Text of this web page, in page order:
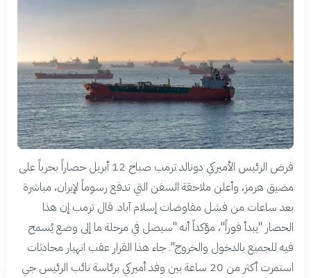
فرض الرئيس الأميركي دونالد ترمب صباح 12 أبريل حصاراً بحرياً على
مضيق هرمز، وأعلن ملاحقة السفن التي تدفع رسوماً لإيران، مباشرة
بعد ساعات من فشل مفاوضات إسلام آباد. قال ترمب إن هذا
الحصار "يبدأ فوراً"، مؤكداً أنه "سيصل في مرحلة ما إلى وضع يُسمح
فيه للجميع بالدخول والخروج". جاء هذا القرار عقب انهيار محادثات
استمرت أكثر من 20 ساعة بين وفد أميركي برئاسة نائب الرئيس جي